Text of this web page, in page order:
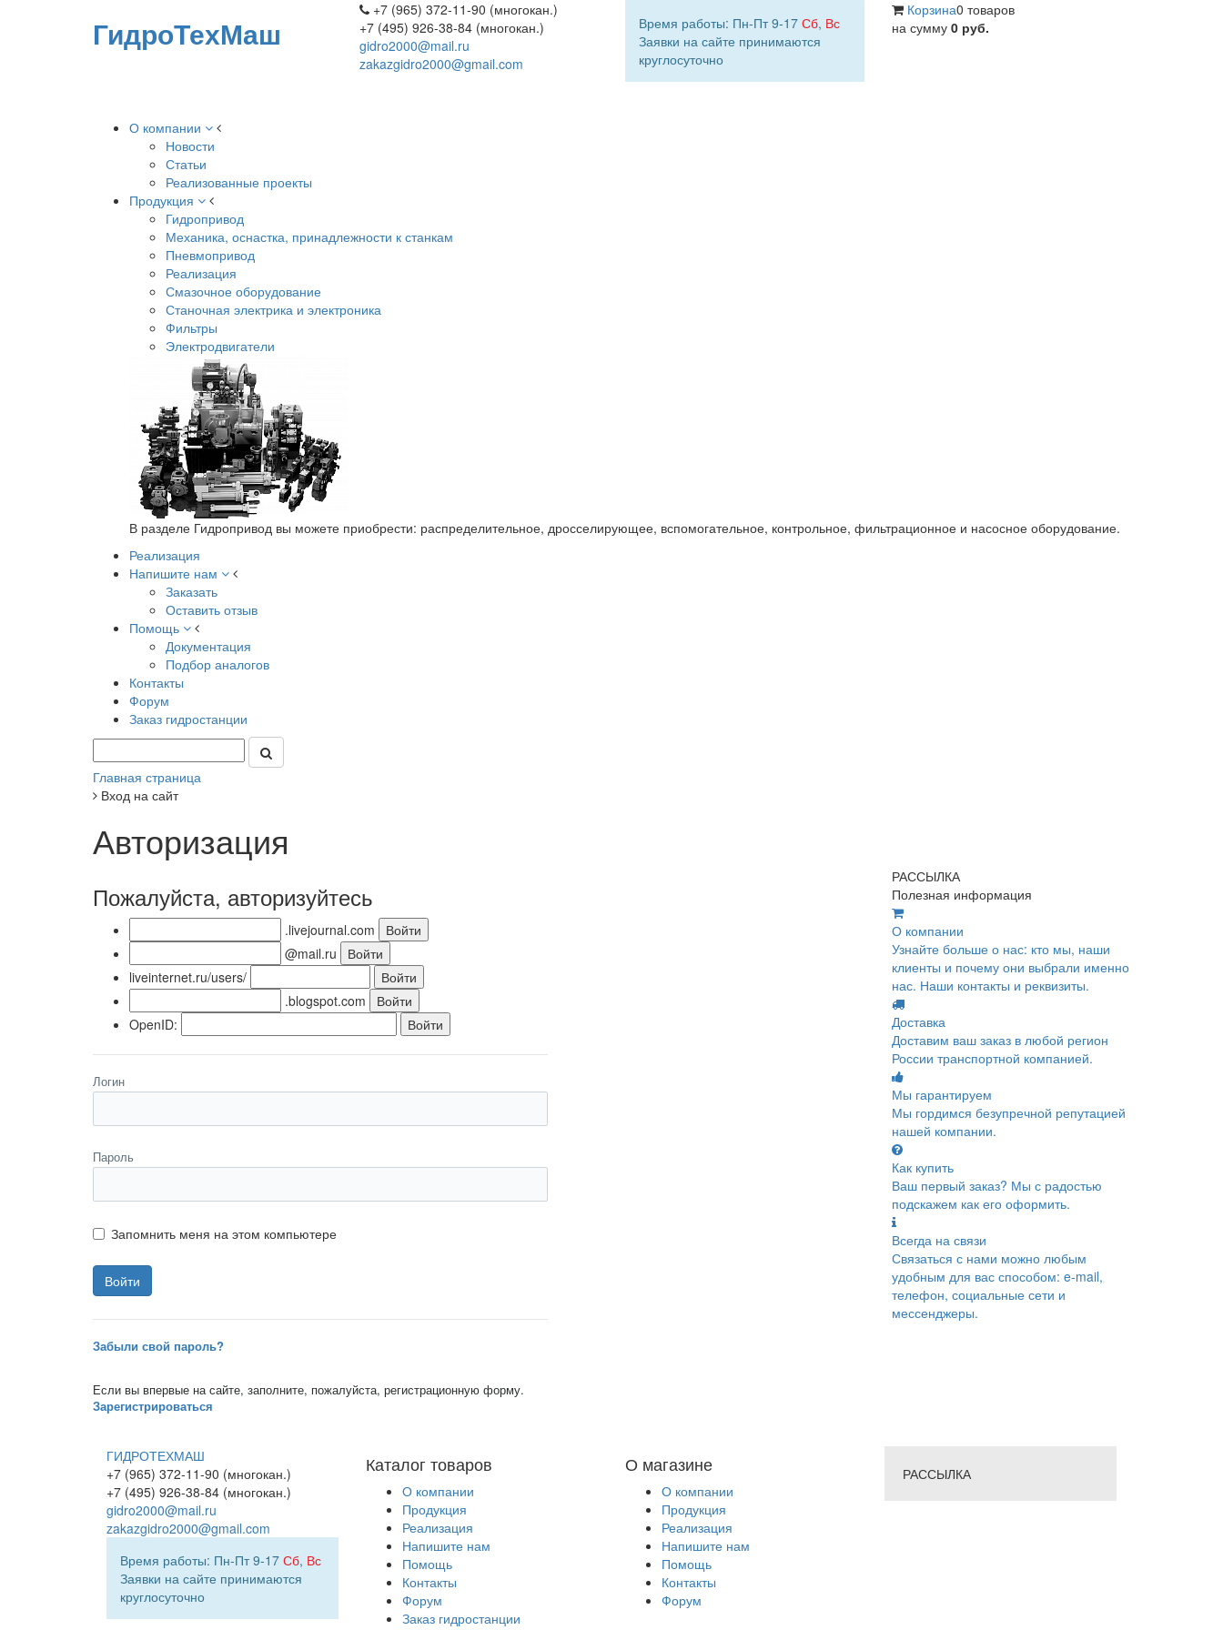
ГидроТехМаш
+7 (965) 372-11-90 (многокан.)
+7 (495) 926-38-84 (многокан.)
gidro2000@mail.ru
zakazgidro2000@gmail.com
Время работы: Пн-Пт 9-17 Сб, Вс
Заявки на сайте принимаются
круглосуточно
Корзина0 товаров
на сумму 0 руб.
О компании
Новости
Статьи
Реализованные проекты
Продукция
Гидропривод
Механика, оснастка, принадлежности к станкам
Пневмопривод
Реализация
Смазочное оборудование
Станочная электрика и электроника
Фильтры
Электродвигатели
В разделе Гидропривод вы можете приобрести: распределительное, дросселирующее, вспомогательное, контрольное, фильтрационное и насосное оборудование.
Реализация
Напишите нам
Заказать
Оставить отзыв
Помощь
Документация
Подбор аналогов
Контакты
Форум
Заказ гидростанции
Главная страница
Вход на сайт
Авторизация
Пожалуйста, авторизуйтесь
.livejournal.com
@mail.ru
liveinternet.ru/users/
.blogspot.com
OpenID:
Логин
Пароль
Запомнить меня на этом компьютере
Забыли свой пароль?
Если вы впервые на сайте, заполните, пожалуйста, регистрационную форму.
Зарегистрироваться
РАССЫЛКА
Полезная информация
О компании
Узнайте больше о нас: кто мы, наши
клиенты и почему они выбрали именно
нас. Наши контакты и реквизиты.
Доставка
Доставим ваш заказ в любой регион
России транспортной компанией.
Мы гарантируем
Мы гордимся безупречной репутацией
нашей компании.
Как купить
Ваш первый заказ? Мы с радостью
подскажем как его оформить.
Всегда на связи
Связаться с нами можно любым
удобным для вас способом: e-mail,
телефон, социальные сети и
мессенджеры.
О магазине
О компании
Продукция
Реализация
Напишите нам
Помощь
Контакты
Форум
Каталог товаров
О компании
Продукция
Реализация
Напишите нам
Помощь
Контакты
Форум
Заказ гидростанции
РАССЫЛКА
ГИДРОТЕХМАШ
+7 (965) 372-11-90 (многокан.)
+7 (495) 926-38-84 (многокан.)
gidro2000@mail.ru
zakazgidro2000@gmail.com
Время работы: Пн-Пт 9-17 Сб, Вс
Заявки на сайте принимаются
круглосуточно